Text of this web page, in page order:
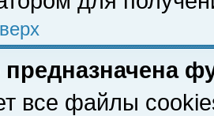
предназначена
все файлы